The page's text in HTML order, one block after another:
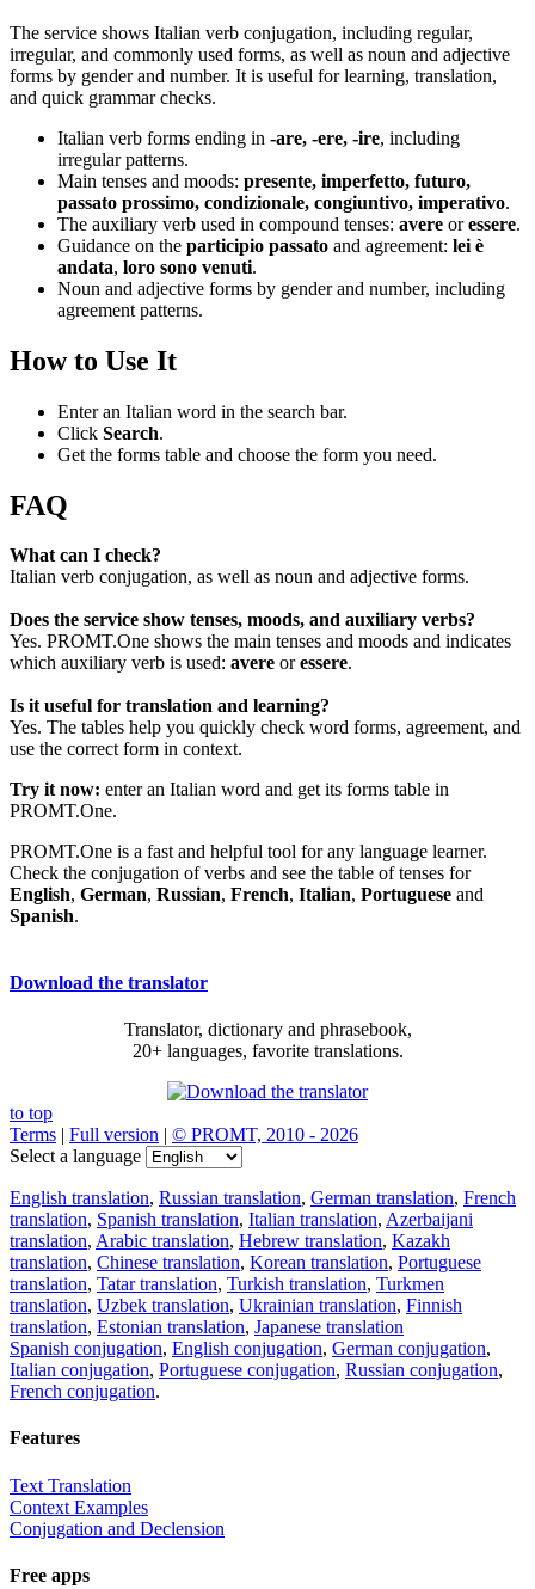
The service shows Italian verb conjugation, including regular,
irregular, and commonly used forms, as well as noun and adjective
forms by gender and number. It is useful for learning, translation,
and quick grammar checks.
Italian verb forms ending in -are, -ere, -ire, including
irregular patterns.
Main tenses and moods: presente, imperfetto, futuro,
passato prossimo, condizionale, congiuntivo, imperativo.
The auxiliary verb used in compound tenses: avere oressere.
Guidance on the participio passato and agreement: lei è
andata, loro sono venuti.
Noun and adjective forms by gender and number, including
agreement patterns.
How to Use It
Enter an Italian word in the search bar.
Click Search.
Get the forms table and choose the form you need.
FAQ
What can I check?
Italian verb conjugation, as well as noun and adjective forms.
Does the service show tenses, moods, and auxiliary verbs?
Yes. PROMT.One shows the main tenses and moods and indicates
which auxiliary verb is used: avere oressere.
Is it useful for translation and learning?
Yes. The tables help you quickly check word forms, agreement, and
use the correct form in context.
Try it now: enter an Italian word and get its forms table in
PROMT.One.
PROMT.One is a fast and helpful tool for any language learner.
Check the conjugation of verbs and see the table of tenses for
English, German, Russian, French, Italian, Portuguese and
Spanish.
Download the translator
Translator, dictionary and phrasebook,
20+ languages, favorite translations.
to top
Terms | Full version | © PROMT, 2010 - 2026
Select a language
English translation, Russian translation, German translation, French
translation, Spanish translation, Italian translation, Azerbaijani
translation, Arabic translation, Hebrew translation, Kazakh
translation, Chinese translation, Korean translation, Portuguese
translation, Tatar translation, Turkish translation, Turkmen
translation, Uzbek translation, Ukrainian translation, Finnish
translation, Estonian translation, Japanese translation
Spanish conjugation, English conjugation, German conjugation,
Italian conjugation, Portuguese conjugation, Russian conjugation,
French conjugation.
Features
Text Translation
Context Examples
Conjugation and Declension
Free apps